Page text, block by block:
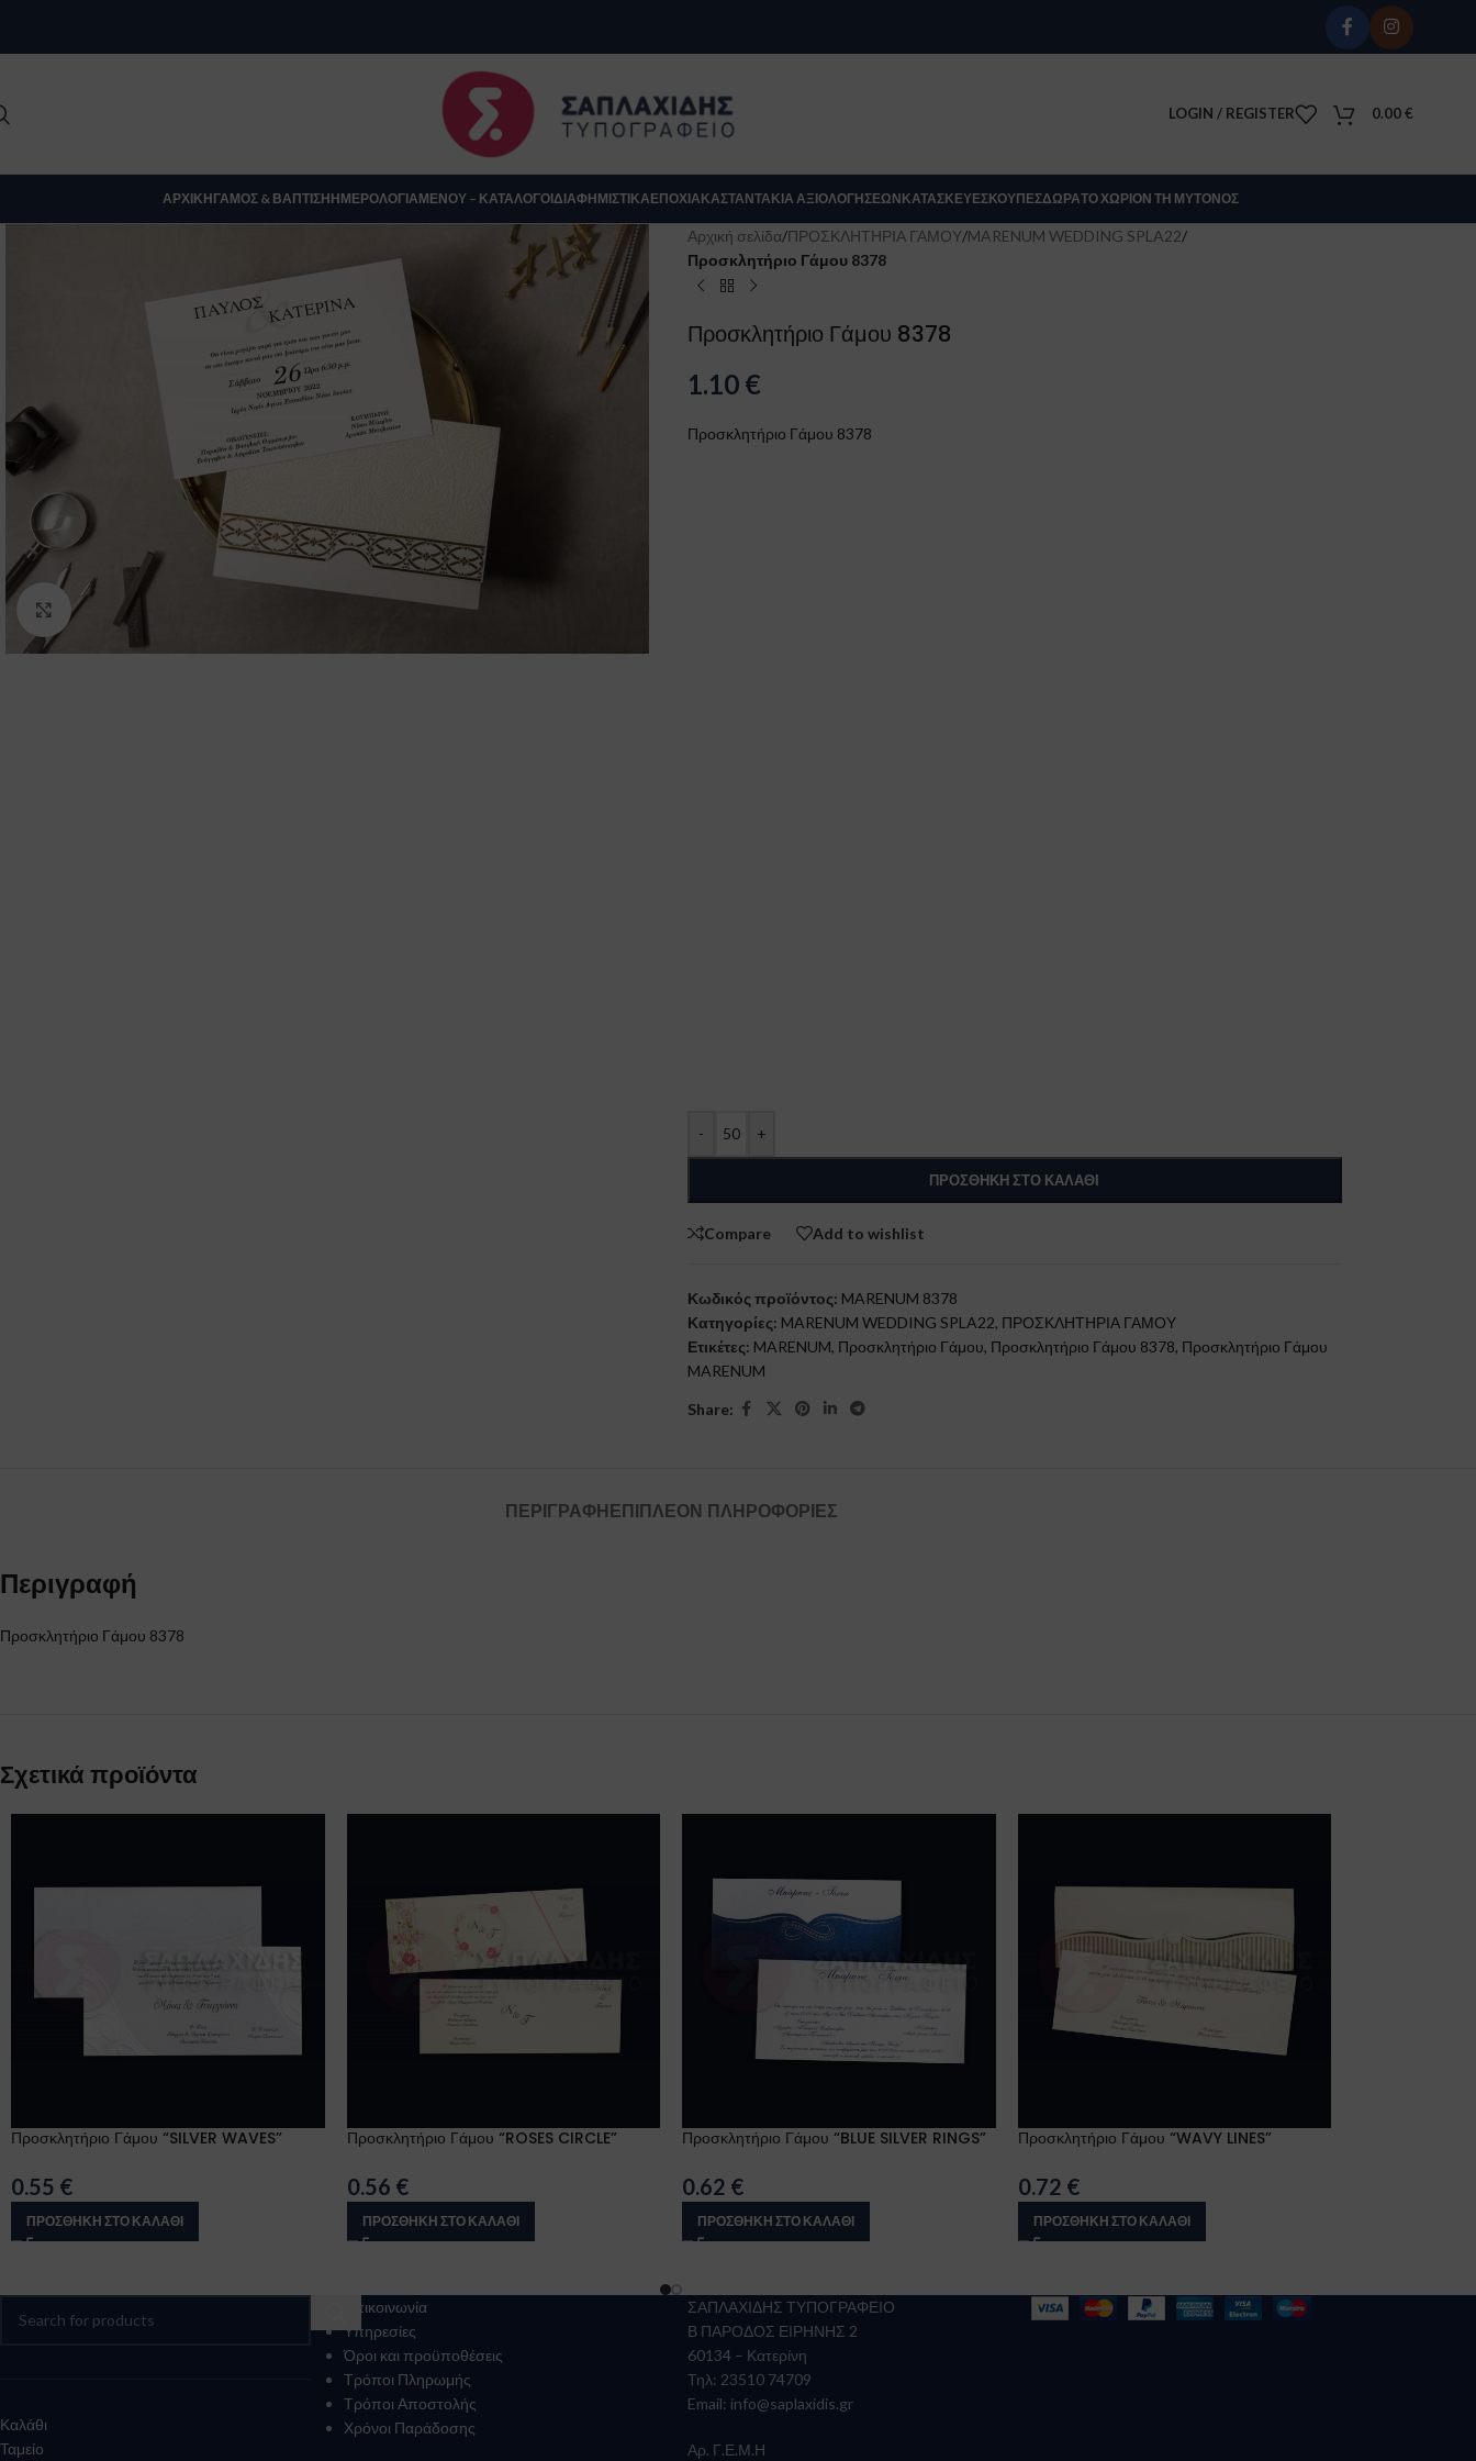
LOGIN / REGISTER 0.00€
ΑΡΧΙΚΉΓΆΜΟΣ & ΒΆΠΤΙΣΗΗΜΕΡΟΛΌΓΙΑΜΕΝΟΎ – ΚΑΤΆΛΟΓΟΙΔΙΑΦΗΜΙΣΤΙΚΑΕΠΟΧΙΑΚΆΣΤΑΝΤΆΚΙΑ ΑΞΙΟΛΟΓΉΣΕΩΝΚΑΤΑΣΚΕΥΈΣΚΟΎΠΕΣΔΏΡΑΤΟ ΧΩΡΊΟΝ ΤΗ ΜΎΤΟΝΟΣ
Click to enlarge
Αρχική σελίδα/ΠΡΟΣΚΛΗΤΗΡΙΑ ΓΑΜΟΥ/MARENUM WEDDING SPLA22/
Προσκλητήριο Γάμου 8378
Προσκλητήριο Γάμου 8378
1.10 €
Προσκλητήριο Γάμου 8378
- +
ΠΡΟΣΘΉΚΗ ΣΤΟ ΚΑΛΆΘΙ
Compare Add to wishlist
Κωδικός προϊόντος: MARENUM 8378
Κατηγορίες: MARENUM WEDDING SPLA22, ΠΡΟΣΚΛΗΤΗΡΙΑ ΓΑΜΟΥ
Ετικέτες: MARENUM, Προσκλητήριο Γάμου, Προσκλητήριο Γάμου 8378, Προσκλητήριο Γάμου
MARENUM
Share:
ΠΕΡΙΓΡΑΦΉΕΠΙΠΛΈΟΝ ΠΛΗΡΟΦΟΡΊΕΣ
Περιγραφή
Προσκλητήριο Γάμου 8378
Σχετικά προϊόντα
Προσκλητήριο Γάμου “SILVER WAVES”
0.55 €
ΠΡΟΣΘΉΚΗ ΣΤΟ ΚΑΛΆΘΙ
Προσκλητήριο Γάμου “ROSES CIRCLE”
0.56 €
ΠΡΟΣΘΉΚΗ ΣΤΟ ΚΑΛΆΘΙ
Προσκλητήριο Γάμου “BLUE SILVER RINGS”
0.62 €
ΠΡΟΣΘΉΚΗ ΣΤΟ ΚΑΛΆΘΙ
Προσκλητήριο Γάμου “WAVY LINES”
0.72 €
ΠΡΟΣΘΉΚΗ ΣΤΟ ΚΑΛΆΘΙ
Καλάθι
Ταμείο
Επικοινωνία
Υπηρεσίες
Όροι και προϋποθέσεις
Τρόποι Πληρωμής
Τρόποι Αποστολής
Χρόνοι Παράδοσης
ΣΑΠΛΑΧΙΔΗΣ ΤΥΠΟΓΡΑΦΕΙΟ
Β ΠΑΡΟΔΟΣ ΕΙΡΗΝΗΣ 2
60134 – Κατερίνη
Τηλ: 23510 74709
Email: info@saplaxidis.gr
Αρ. Γ.Ε.Μ.Η